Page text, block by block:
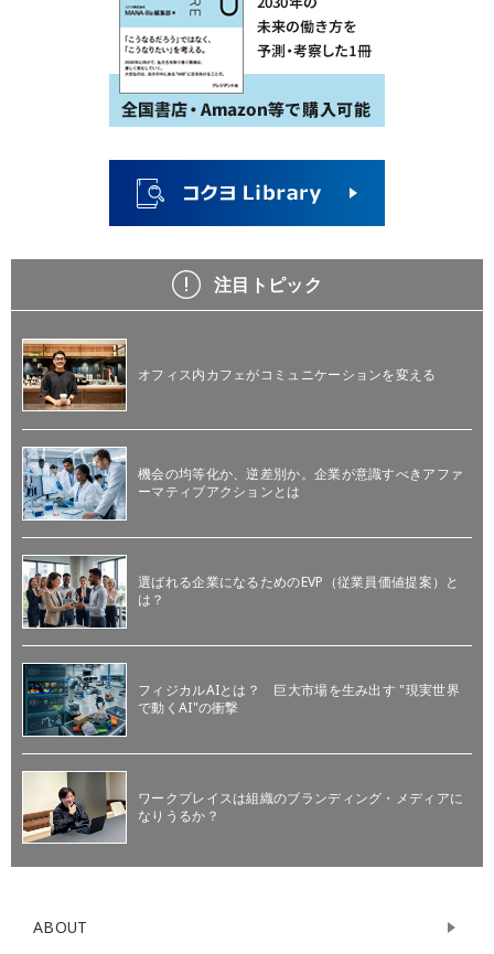
注目トピック
オフィス内カフェがコミュニケーションを変える
機会の均等化か、逆差別か。企業が意識すべきアファ
ーマティブアクションとは
選ばれる企業になるためのEVP（従業員価値提案）と
は？
フィジカルAIとは？ 巨大市場を生み出す "現実世界
で動くAI"の衝撃
ワークプレイスは組織のブランディング・メディアに
なりうるか？
ABOUT